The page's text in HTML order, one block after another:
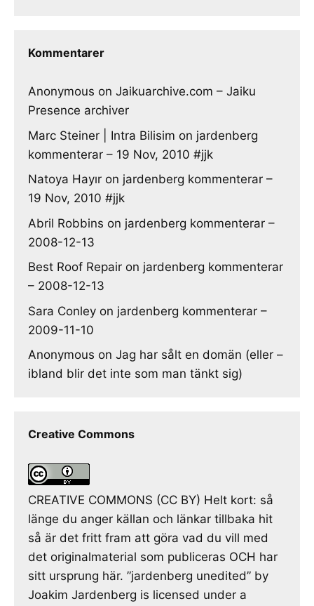
Kommentarer
Anonymous on Jaikuarchive.com – Jaiku
Presence archiver
Marc Steiner | Intra Bilisim on jardenberg
kommenterar – 19 Nov, 2010 #jjk
Natoya Hayır on jardenberg kommenterar –
19 Nov, 2010 #jjk
Abril Robbins on jardenberg kommenterar –
2008-12-13
Best Roof Repair on jardenberg kommenterar
– 2008-12-13
Sara Conley on jardenberg kommenterar –
2009-11-10
Anonymous on Jag har sålt en domän (eller –
ibland blir det inte som man tänkt sig)
Creative Commons
CREATIVE COMMONS (CC BY) Helt kort: så
länge du anger källan och länkar tillbaka hit
så är det fritt fram att göra vad du vill med
det originalmaterial som publiceras OCH har
sitt ursprung här. ”jardenberg unedited” by
Joakim Jardenberg is licensed under a